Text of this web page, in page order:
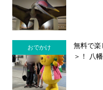
おでかけ
無料で
＞！ 八